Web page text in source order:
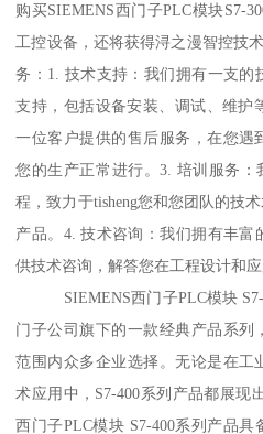
购买SIEMENS西门子PLC模块S7-
工控设备，还将获得浔之漫智控技
务：1. 技术支持：我们拥有一支
支持，包括设备安装、调试、维护
一位客户提供的售后服务，在您遇
您的生产正常进行。3. 培训服务
程，致力于tisheng您和您团队的技
产品。4. 技术咨询：我们拥有丰
供技术咨询，解答您在工程设计和应
SIEMENS西门子PLC模块 S7-
门子公司旗下的一款经典产品系列
范围内众多企业选择。无论是在工
术应用中，S7-400系列产品都展现
西门子PLC模块 S7-400系列产品